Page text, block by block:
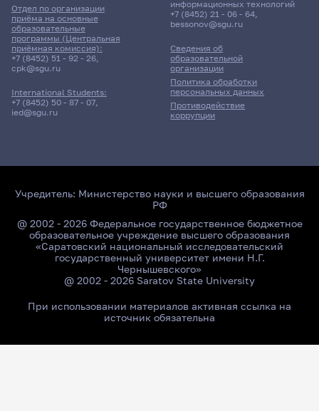
Отдел по организации
приёма на основные
образовательные
программы (Центральная
приёмная комиссия):
+7 (8452) 51 - 92 - 26,
cpk@sgu.ru
International Students:
+7 (8452) 50 - 87 - 07,
ied@sgu.ru
Сведения об
образовательной
организации
Политика обработки
персональных данных
Противодействие
коррупции
информационных технологий
+7 (8452) 21 - 06 - 64,
bessonov@sgu.ru
Учредитель: Министерство науки и высшего образования
РФ
@ 2002 - 2026 Федеральное государственное бюджетное
образовательное учреждение высшего образования
«Саратовский национальный исследовательский
государственный университет имени Н.Г.
Чернышевского»
@ 2002 - 2026 Saratov State University
При использовании материалов активная ссылка на
источник обязательна